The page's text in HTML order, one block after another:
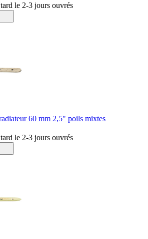
le 2-3 jours ouvrés
60 mm 2,5" poils mixtes
le 2-3 jours ouvrés